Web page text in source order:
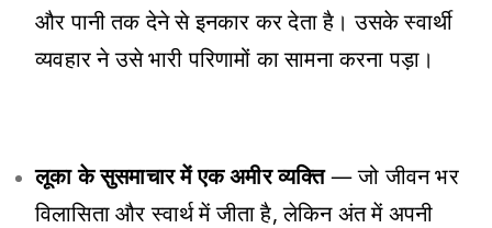
और पानी तक देने से इनकार कर देता है। उसके स्वार्थी
व्यवहार ने उसे भारी परिणामों का सामना करना पड़ा।
लूका के सुसमाचार में एक अमीर व्यक्ति— जो जीवन भर
विलासिता और स्वार्थ में जीता है, लेकिन अंत में अपनी